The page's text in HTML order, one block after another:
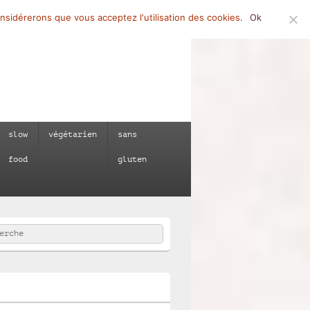
slow
food
végétarien sans
gluten
:
que vous acceptez l'utilisation des cookies. Ok